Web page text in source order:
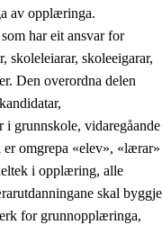
av opplæringa.
har eit ansvar for
skoleleiarar, skoleeigarar,
Den overordna delen
i grunnskole, vidaregåande
omgrepa «elev», «lærar»
i opplæring, alle
skal byggje
for grunnopplæringa,